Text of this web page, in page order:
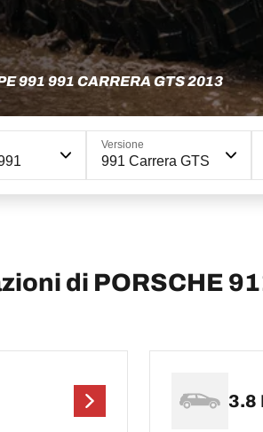
991 991 CARRERA GTS 2013
Versione
991 Carrera GTS
di PORSCHE
3.8